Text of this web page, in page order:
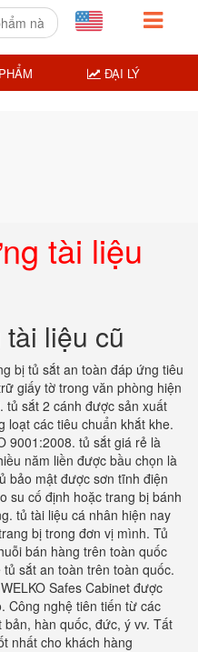
tài liệu
liệu cũ
bị tủ sắt an toàn đáp ứng tiêu
giấy tờ trong văn phòng hiện
tủ sắt 2 cánh được sản xuất
loạt các tiêu chuẩn khắt khe.
9001:2008. tủ sắt giá rẻ là
năm liền được bầu chọn là
bảo mật được sơn tĩnh điện
su cố định hoặc trang bị bánh
tủ tài liệu cá nhân hiện nay
bị trong đơn vị mình. Tủ
bán hàng trên toàn quốc
sắt an toàn trên toàn quốc.
Safes Cabinet được
Công nghệ tiên tiến từ các
hàn quốc, đức, ý vv. Tất
nhất cho khách hàng
ĐẠI LÝ